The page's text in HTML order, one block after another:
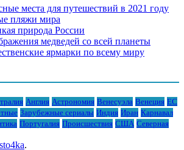
места для путешествий в 2021 году
пляжи мира
природа России
медведей со всей планеты
ярмарки по всему миру
Англия Астрономия Венесуэла Венеция ЕС
Зарубежные сериалы Индия Иран Карнавал
Португалия Происшествия США Северная
.